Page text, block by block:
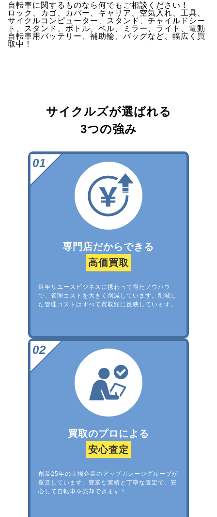
自転車に関するものなら何でもご相談ください！
ロック、カゴ、カバー、キャリア、空気入れ、工具、
サイクルコンピューター、スタンド、チャイルドシー
ト、スタンド、ボトル、ベル、ミラー、ライト、電動
自転車用バッテリー、補助輪、バッグなど、幅広く買
取中！
サイクルズが選ばれる
3つの強み
専門店だからできる
高価買取
長年リユースビジネスに携わって得たノウハウ
で、管理コストを大きく削減しています。削減し
た管理コストはすべて買取額に反映しています。
買取のプロによる
安心査定
創業25年の上場企業のアップガレージグループが
運営しています。豊富な実績と丁寧な査定で、安
心して自転車を売却できます！